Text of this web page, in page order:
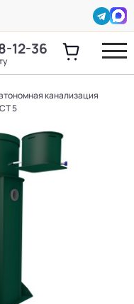
12-36
канализация
5